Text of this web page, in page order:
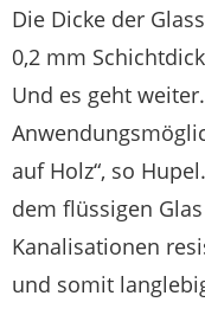
Die Dicke der
0,2 mm
Und es geht
auf Holz“, so
dem flüssigen
Kanalisationen
und somit